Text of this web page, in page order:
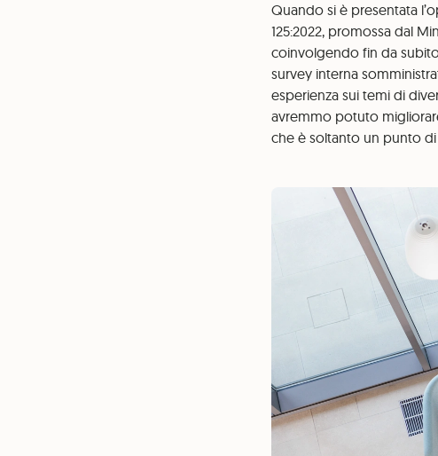
Quando si è presentata
125:2022, promossa dal
coinvolgendo fin da
survey interna
esperienza sui temi di
avremmo potuto
che è soltanto un punto di